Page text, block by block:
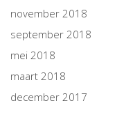
november 2018
september 2018
mei 2018
maart 2018
december 2017